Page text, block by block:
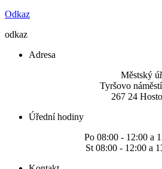
Odkaz
odkaz
Adresa
Městský
Tyršovo
267 24
Úřední hodiny
Po 08:00 - 12:00 a
St 08:00 - 12:00 a